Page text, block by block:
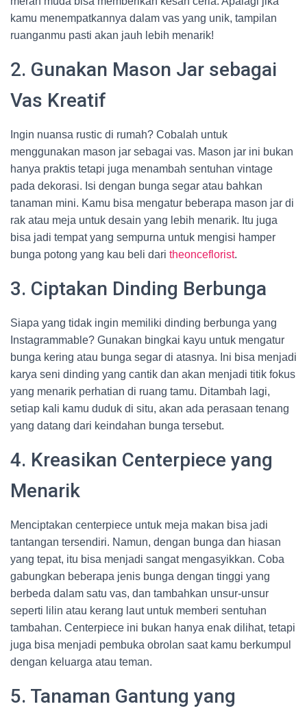
kamu menempatkannya dalam vas yang unik, tampilan
ruanganmu pasti akan jauh lebih menarik!
2. Gunakan Mason Jar sebagai
Vas Kreatif
Ingin nuansa rustic di rumah? Cobalah untuk
menggunakan mason jar sebagai vas. Mason jar ini bukan
hanya praktis tetapi juga menambah sentuhan vintage
pada dekorasi. Isi dengan bunga segar atau bahkan
tanaman mini. Kamu bisa mengatur beberapa mason jar di
rak atau meja untuk desain yang lebih menarik. Itu juga
bisa jadi tempat yang sempurna untuk mengisi hamper
bunga potong yang kau beli dari theonceflorist.
3. Ciptakan Dinding Berbunga
Siapa yang tidak ingin memiliki dinding berbunga yang
Instagrammable? Gunakan bingkai kayu untuk mengatur
bunga kering atau bunga segar di atasnya. Ini bisa menjadi
karya seni dinding yang cantik dan akan menjadi titik fokus
yang menarik perhatian di ruang tamu. Ditambah lagi,
setiap kali kamu duduk di situ, akan ada perasaan tenang
yang datang dari keindahan bunga tersebut.
4. Kreasikan Centerpiece yang
Menarik
Menciptakan centerpiece untuk meja makan bisa jadi
tantangan tersendiri. Namun, dengan bunga dan hiasan
yang tepat, itu bisa menjadi sangat mengasyikkan. Coba
gabungkan beberapa jenis bunga dengan tinggi yang
berbeda dalam satu vas, dan tambahkan unsur-unsur
seperti lilin atau kerang laut untuk memberi sentuhan
tambahan. Centerpiece ini bukan hanya enak dilihat, tetapi
juga bisa menjadi pembuka obrolan saat kamu berkumpul
dengan keluarga atau teman.
5. Tanaman Gantung yang